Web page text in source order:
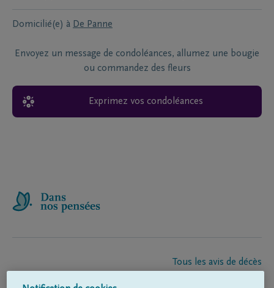
Domicilié(e) à De Panne
Envoyez un message de condoléances, allumez une bougie
ou commandez des fleurs
Exprimez vos condoléances
Tous les avis de décès